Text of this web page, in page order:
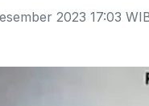
2023 17:03